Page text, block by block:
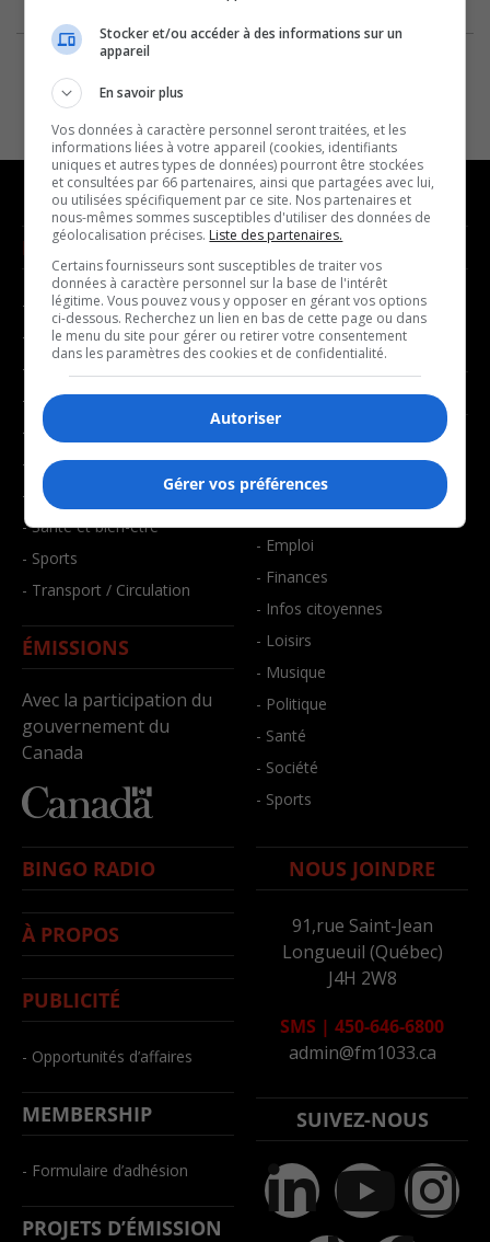
NOUVELLES
- Affaires municipales
- Communauté / Social
- Culture
- Économie
- Éducation
- Environnement
- Faits divers
- Santé et bien-être
- Sports
- Transport / Circulation
ÉMISSIONS
Avec la participation du
gouvernement du
Canada
MUSIQUE
- Décompte franco
- Joué récemment
BALADOS
- Art de vivre
- Bien-être
- Emploi
- Finances
- Infos citoyennes
- Loisirs
- Musique
- Politique
- Santé
- Société
- Sports
BINGO RADIO
À PROPOS
PUBLICITÉ
- Opportunités d’affaires
MEMBERSHIP
- Formulaire d’adhésion
PROJETS D’ÉMISSION
NOUS JOINDRE
91,rue Saint-Jean
Longueuil (Québec)
J4H 2W8
SMS | 450-646-6800
admin@fm1033.ca
SUIVEZ-NOUS
Stocker et/ou accéder à des informations sur un
appareil
En savoir plus
Vos données à caractère personnel seront traitées, et les
informations liées à votre appareil (cookies, identifiants
uniques et autres types de données) pourront être stockées
et consultées par 66 partenaires, ainsi que partagées avec lui,
ou utilisées spécifiquement par ce site. Nos partenaires et
nous-mêmes sommes susceptibles d'utiliser des données de
géolocalisation précises. Liste des partenaires.
Certains fournisseurs sont susceptibles de traiter vos
données à caractère personnel sur la base de l'intérêt
légitime. Vous pouvez vous y opposer en gérant vos options
ci-dessous. Recherchez un lien en bas de cette page ou dans
le menu du site pour gérer ou retirer votre consentement
dans les paramètres des cookies et de confidentialité.
Autoriser
Gérer vos préférences